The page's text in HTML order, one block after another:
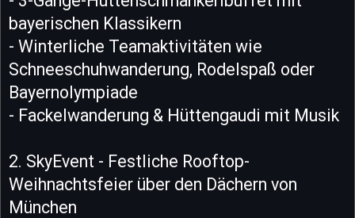
bayerischen Klassikern
- Winterliche Teamaktivitäten wie
Schneeschuhwanderung, Rodelspaß oder
Bayernolympiade
- Fackelwanderung & Hüttengaudi mit Musik
2. SkyEvent - Festliche Rooftop-
Weihnachtsfeier über den Dächern von
München